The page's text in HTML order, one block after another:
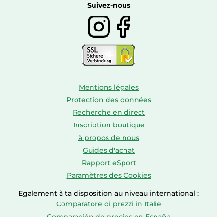
Suivez-nous
Mentions légales
Protection des données
Recherche en direct
Inscription boutique
à propos de nous
Guides d'achat
Rapport eSport
Paramètres des Cookies
Egalement à ta disposition au niveau international :
Comparatore di prezzi in Italie